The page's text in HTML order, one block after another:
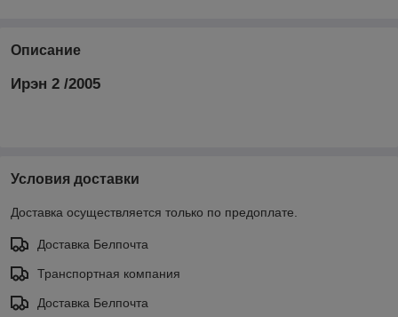
Описание
Ирэн 2 /2005
Условия доставки
Доставка осуществляется только по предоплате.
Доставка Белпочта
Транспортная компания
Доставка Белпочта